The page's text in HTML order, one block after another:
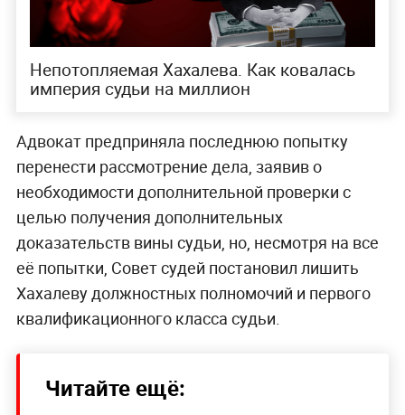
Непотопляемая Хахалева. Как ковалась
империя судьи на миллион
Адвокат предприняла последнюю попытку
перенести рассмотрение дела, заявив о
необходимости дополнительной проверки с
целью получения дополнительных
доказательств вины судьи, но, несмотря на все
её попытки, Совет судей постановил лишить
Хахалеву должностных полномочий и первого
квалификационного класса судьи.
Читайте ещё: